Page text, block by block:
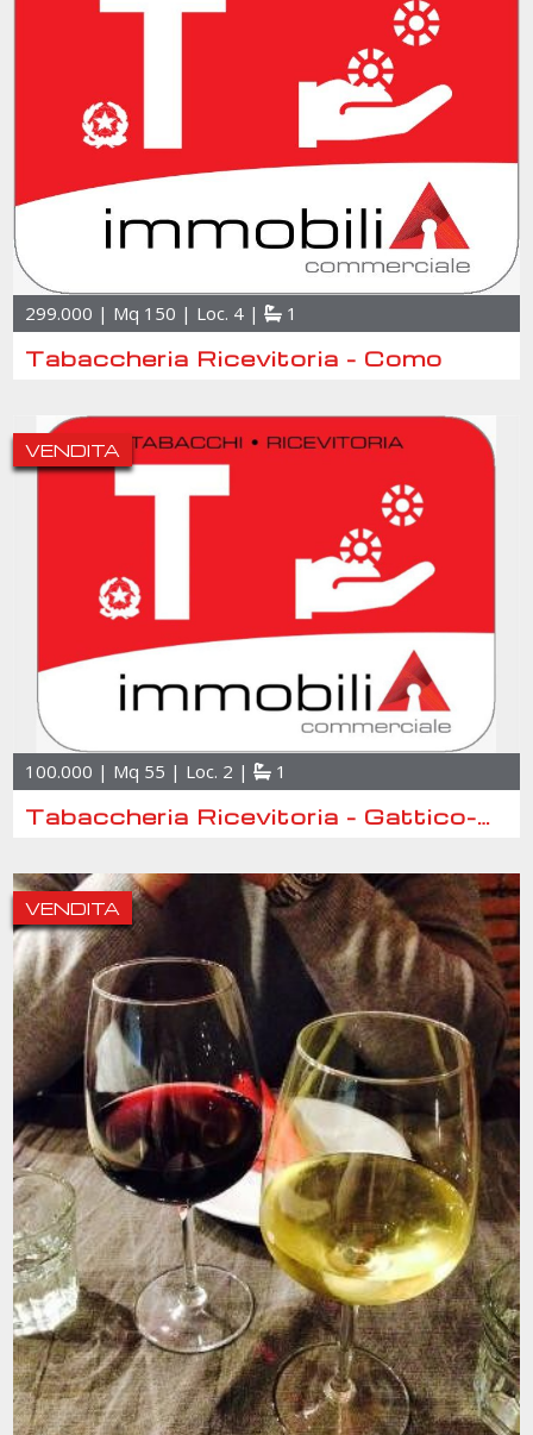
299.000 | Mq 150 | Loc. 4 | 1
Tabaccheria Ricevitoria - Como
VENDITA
100.000 | Mq 55 | Loc. 2 | 1
Tabaccheria Ricevitoria - Gattico-Veruno
VENDITA